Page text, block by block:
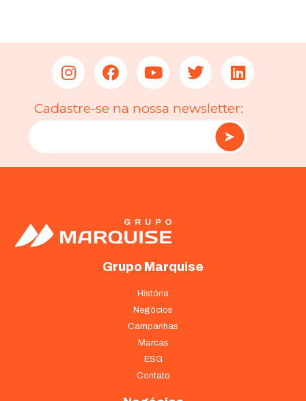
Cadastre-se na nossa newsletter:
Grupo Marquise
História
Negócios
Campanhas
Marcas
ESG
Contato